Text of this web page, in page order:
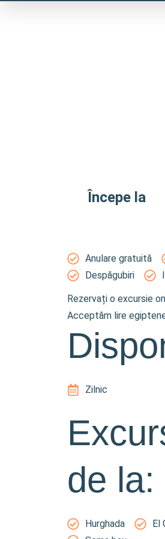
Începe la
Anulare gratuită
Despăgubiri
Rezervați o excursie
Acceptăm lire
Zilnic
de la:
Hurghada El